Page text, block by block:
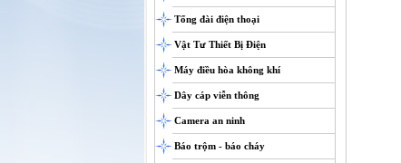
Tổng đài điện thoại
Vật Tư Thiết Bị Điện
Máy điều hòa không khí
Dây cáp viễn thông
Camera an ninh
Báo trộm - báo cháy